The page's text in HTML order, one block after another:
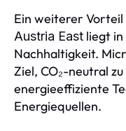
Ein weiterer Vorteil
Austria East liegt in
Nachhaltigkeit.
Ziel, CO₂-neutral
energieeffiziente
Energiequellen.